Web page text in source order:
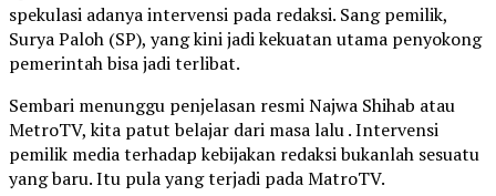
spekulasi adanya intervensi pada redaksi. Sang pemilik,
Surya Paloh (SP), yang kini jadi kekuatan utama penyokong
pemerintah bisa jadi terlibat.
Sembari menunggu penjelasan resmi Najwa Shihab atau
MetroTV, kita patut belajar dari masa lalu . Intervensi
pemilik media terhadap kebijakan redaksi bukanlah sesuatu
yang baru. Itu pula yang terjadi pada MatroTV.